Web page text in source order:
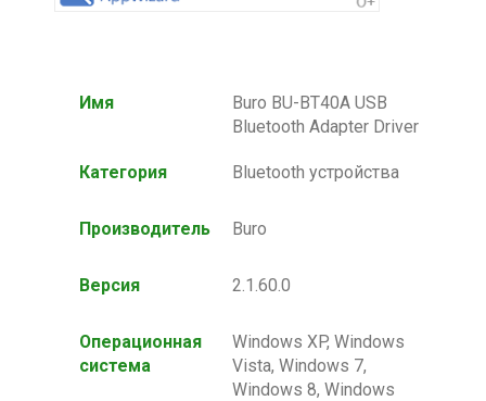
Имя
Buro BU-BT40A USB
Bluetooth Adapter Driver
Категория Bluetooth устройства
Производитель Buro
Версия 2.1.60.0
Операционная
система
Windows XP, Windows
Vista, Windows 7,
Windows 8, Windows